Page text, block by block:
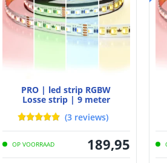
PRO | led strip RGBW
Losse strip | 9 meter
(3 reviews)
OP VOORRAAD 189,95